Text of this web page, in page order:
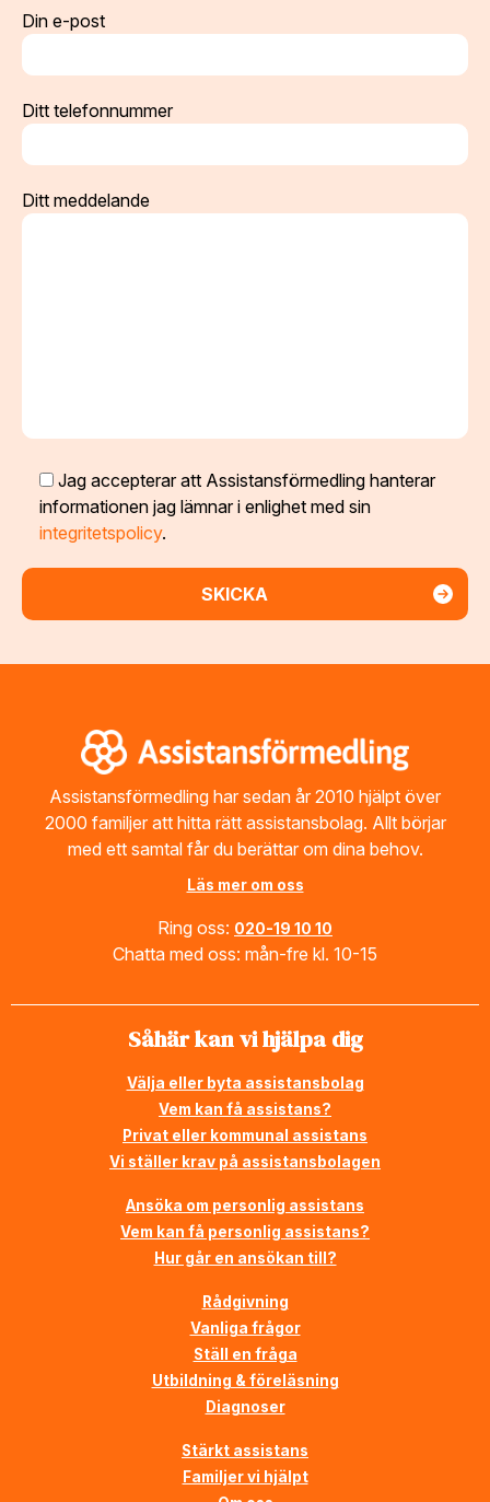
Din e-post
Ditt telefonnummer
Ditt meddelande
Jag accepterar att Assistansförmedling hanterar
informationen jag lämnar i enlighet med sin
integritetspolicy.
Assistansförmedling har sedan år 2010 hjälpt över
2000 familjer att hitta rätt assistansbolag. Allt börjar
med ett samtal får du berättar om dina behov.
Läs mer om oss
Ring oss: 020-19 10 10
Chatta med oss: mån-fre kl. 10-15
Såhär kan vi hjälpa dig
Välja eller byta assistansbolag
Vem kan få assistans?
Privat eller kommunal assistans
Vi ställer krav på assistansbolagen
Ansöka om personlig assistans
Vem kan få personlig assistans?
Hur går en ansökan till?
Rådgivning
Vanliga frågor
Ställ en fråga
Utbildning & föreläsning
Diagnoser
Stärkt assistans
Familjer vi hjälpt